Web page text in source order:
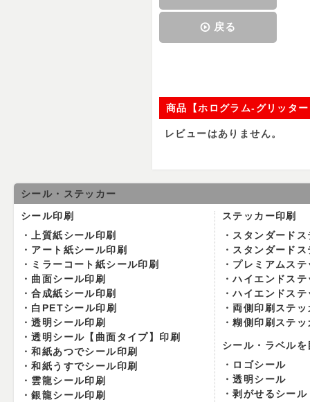
戻る
商品【ホログラム-グリッタ
レビューはありません。
シール・ステッカー
シール印刷
上質紙シール印刷
アート紙シール印刷
ミラーコート紙シール印刷
曲面シール印刷
合成紙シール印刷
白PETシール印刷
透明シール印刷
透明シール【曲面タイプ】印刷
和紙あつでシール印刷
和紙うすでシール印刷
雲龍シール印刷
銀龍シール印刷
ステッカー印刷
スタンダード
スタンダード
プレミアムステ
ハイエンドステ
ハイエンドス
両側印刷ステッ
糊側印刷ステッ
シール・ラベル
ロゴシール
透明シール
剥がせるシール